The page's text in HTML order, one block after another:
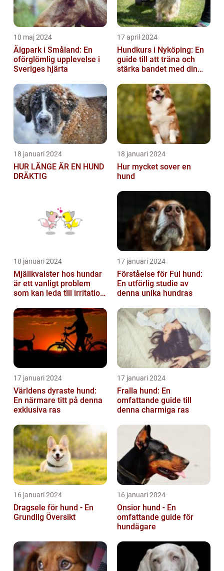
10 maj 2024
Älgpark i Småland: En
oförglömlig upplevelse i
Sveriges hjärta
17 april 2024
Hundkurs i Nyköping: En
guide till att träna och
stärka bandet med din
18 januari 2024
HUR LÄNGE ÄR EN HUND
DRÄKTIG
18 januari 2024
Hur mycket sover en
hund
18 januari 2024
Mjällkvalster hos hundar
är ett vanligt problem
som kan leda till irritation
hun...
17 januari 2024
Förståelse för Ful hund:
En utförlig studie av
denna unika hundras
17 januari 2024
Världens dyraste hund:
En närmare titt på denna
exklusiva ras
17 januari 2024
Fralla hund: En
omfattande guide till
denna charmiga ras
16 januari 2024
Dragsele för hund - En
Grundlig Översikt
16 januari 2024
Onsior hund - En
omfattande guide för
hundägare